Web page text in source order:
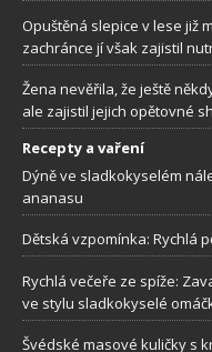
Opuštěná slepice v lese již
zachránce jí však zajistil
Žena nevěřila, že ještě
ale zajistil jejich opětovné
Recepty a vaření
Dýně ve sladkokyselém
ananasu
Dětská vzpomínka: Rychlá
Rychlá večeře ze spíže:
ve stylu sladkokyselé
Švédské masové kuličky s